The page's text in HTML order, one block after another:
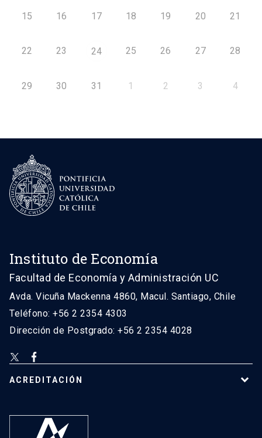
15 16 17 18 19 20 21
22 23 24 25 26 27 28
29 30 31 1 2 3 4
Instituto de Economía
Facultad de Economía y Administración UC
Avda. Vicuña Mackenna 4860, Macul. Santiago, Chile
Teléfono: +56 2 2354 4303
Dirección de Postgrado: +56 2 2354 4028
ACREDITACIÓN